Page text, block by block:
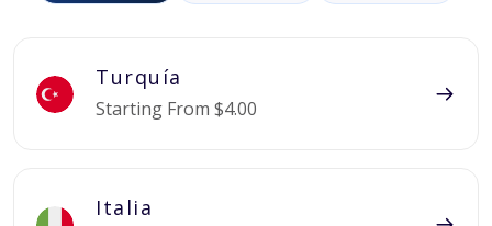
Turquía
Starting From $4.00
Italia